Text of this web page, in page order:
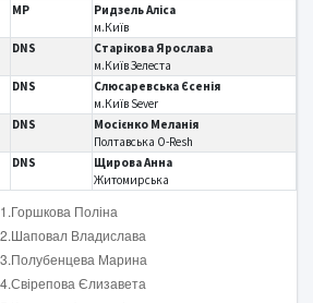
MP
Ридзель Аліса
м.Київ
DNS
Старікова Ярослава
м.Київ Зелеста
DNS
Слюсаревська Єсенія
м.Київ Sever
DNS
Мосієнко Меланія
Полтавська O-Resh
DNS
Щирова Анна
Житомирська